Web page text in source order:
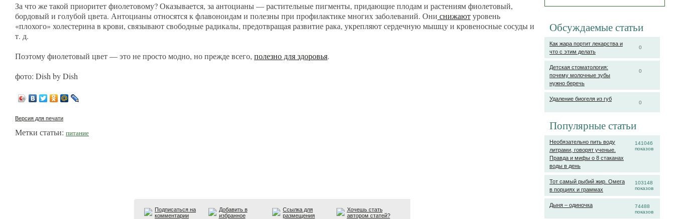
Обсуждаемые статьи
0
Как жара портит лекарства и
что с этим делать
0
Детская стоматология:
почему молочные зубы
нужно беречь
0
Удаление биогеля из губ
Популярные статьи
141046
показов
Необязательно пить воду
литрами, говорят ученые.
Правда и мифы о 8 стаканах
воды в день
103148
показов
Тот самый рыбий жир. Омега
в порциях и граммах
74488
показов
Дыня – одиночка
За что же такой приоритет фиолетовому? Оказывается, за антоцианы — растительные пигменты, придающие плодам и растениям фиолетовый,
бордовый и голубой цвета. Антоцианы относятся к флавоноидам и полезны при профилактике многих заболеваний. Они снижаютуровень
«плохого» холестерина в крови, связывают свободные радикалы, предотвращая развитие рака, укрепляют сердечную мышцу и кровеносные сосуды и
т. д.
Поэтому фиолетовый цвет — это не просто модно, но прежде всего, полезно для здоровья.
фото: Dish by Dish
Версия для печати
Метки статьи: питание
Подписаться на
комментарии
Добавить в
избранное
Ссылка для
размещения
Хочешь стать
автором статей?